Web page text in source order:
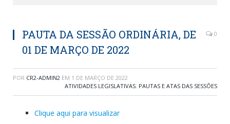
PAUTA DA SESSÃO ORDINÁRIA, DE
01 DE MARÇO DE 2022
0
POR CR2-ADMIN2 EM 1 DE MARÇO DE 2022
ATIVIDADES LEGISLATIVAS, PAUTAS E ATAS DAS SESSÕES
Clique aqui para visualizar